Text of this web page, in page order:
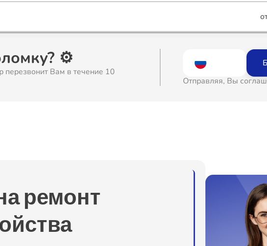
⚙️
перезвонит Вам в течение 10
Отправляя, Вы
ремонт